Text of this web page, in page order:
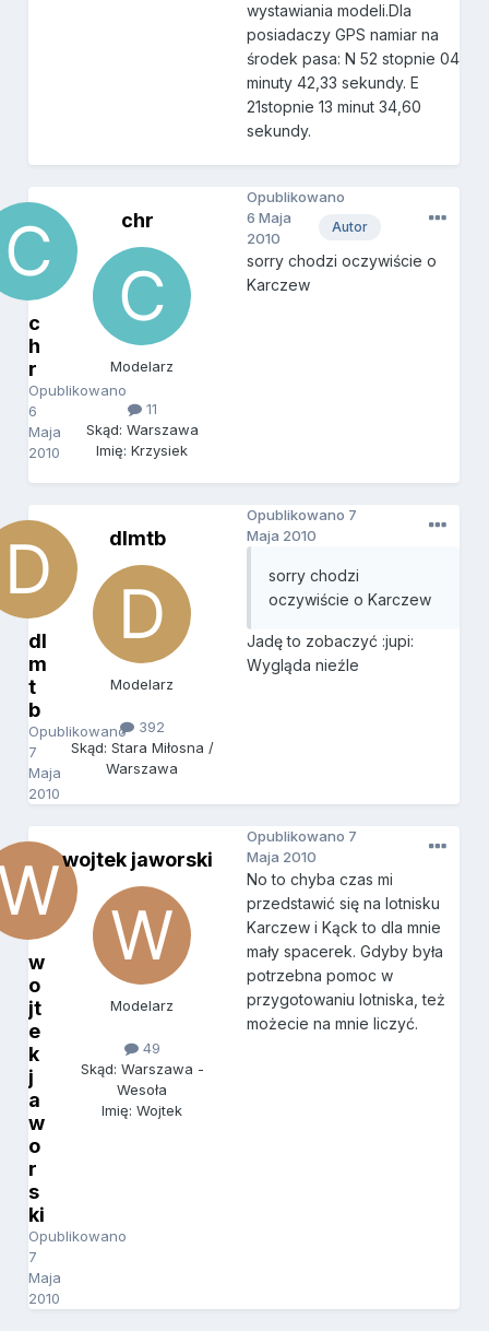
wystawiania modeli.Dla
posiadaczy GPS namiar na
środek pasa: N 52 stopnie 04
minuty 42,33 sekundy. E
21stopnie 13 minut 34,60
sekundy.
c
h
r
Opublikowano
6
Maja
2010
chr
Modelarz
11
Skąd: Warszawa
Imię: Krzysiek
Autor
Opublikowano
6 Maja
2010
sorry chodzi oczywiście o
Karczew
dl
m
t
b
Opublikowano
7
Maja
2010
dlmtb
Modelarz
392
Skąd: Stara Miłosna /
Warszawa
Opublikowano 7
Maja 2010
sorry chodzi
oczywiście o Karczew
Jadę to zobaczyć :jupi:
Wygląda nieźle
w
o
jt
e
k
j
a
w
o
r
s
ki
Opublikowano
7
Maja
2010
wojtek jaworski
Modelarz
49
Skąd: Warszawa -
Wesoła
Imię: Wojtek
Opublikowano 7
Maja 2010
No to chyba czas mi
przedstawić się na lotnisku
Karczew i Kąck to dla mnie
mały spacerek. Gdyby była
potrzebna pomoc w
przygotowaniu lotniska, też
możecie na mnie liczyć.